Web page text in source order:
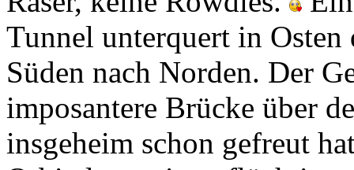
Tunnel unterquert in
Süden nach Norden. Der
imposantere Brücke über
insgeheim schon gefreut